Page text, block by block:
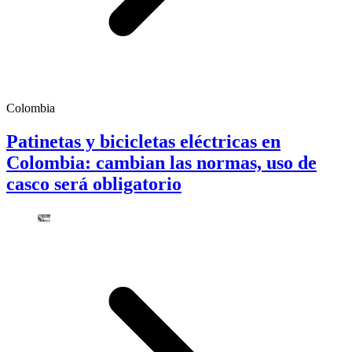
Colombia
Patinetas y bicicletas eléctricas en
Colombia: cambian las normas, uso de
casco será obligatorio